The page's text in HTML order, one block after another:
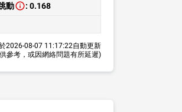
動 : 0.168
2026-08-07 11:17:22自動更新
參考，或因網絡問題有所延遲)